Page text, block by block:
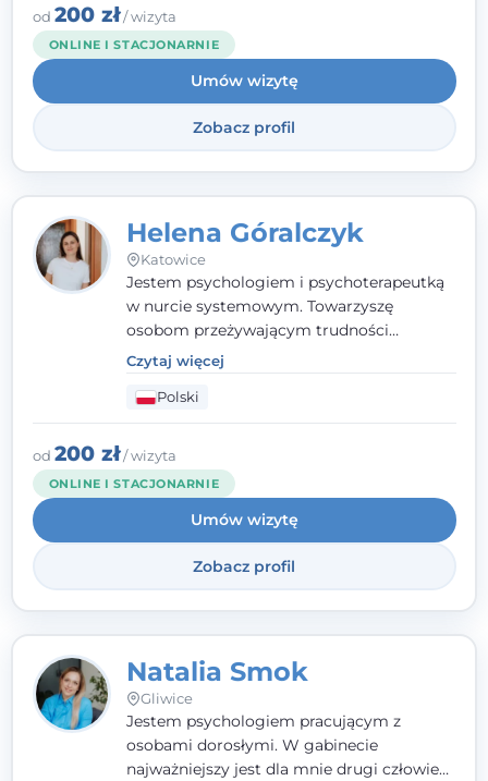
schematów i bez oceniania.
od 200 zł/ wizyta
ONLINE I STACJONARNIE
Umów wizytę
Zobacz profil
Helena Góralczyk
Katowice
Jestem psychologiem i psychoterapeutką
w nurcie systemowym. Towarzyszę
osobom przeżywającym trudności
emocjonalne, relacyjne albo znajdującym
się w kryzysie. Liczy się dla mnie
autentyczna, oparta na zaufaniu relacja
oraz przestrzeń, w której każdy poczuje się
wysłuchany i potraktowany z szacunkiem.
Czytaj więcej
Polski
od 200 zł/ wizyta
ONLINE I STACJONARNIE
Umów wizytę
Zobacz profil
Natalia Smok
Gliwice
Jestem psychologiem pracującym z
osobami dorosłymi. W gabinecie
najważniejszy jest dla mnie drugi człowiek